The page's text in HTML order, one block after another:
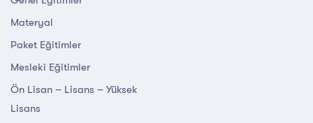
Materyal
Paket Eğitimler
Mesleki Eğitimler
Ön Lisan – Lisans – Yüksek
Lisans